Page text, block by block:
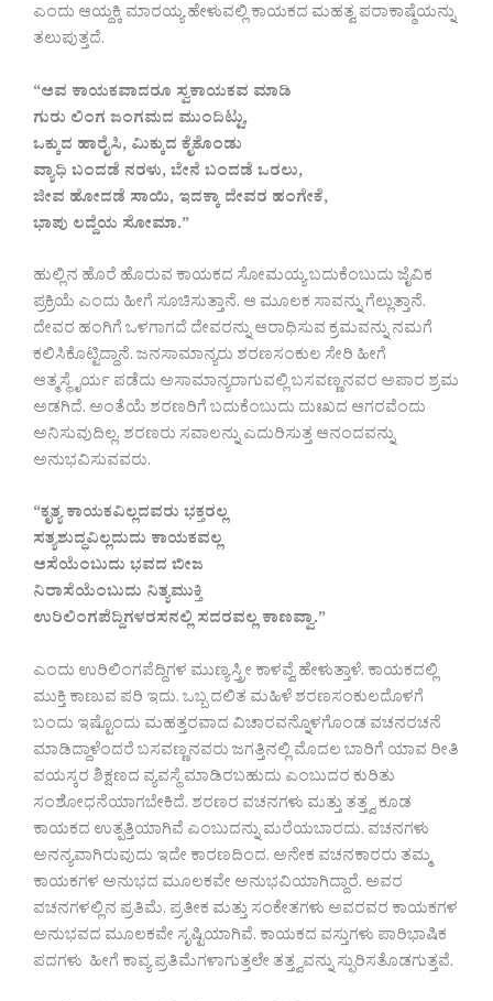
ಎಂದು ಆಯ್ದಕ್ಕಿ ಮಾರಯ್ಯ ಹೇಳುವಲ್ಲಿ ಕಾಯಕದ ಮಹತ್ವ ಪರಾಕಾಷ್ಠೆಯನ್ನು
ತಲುಪುತ್ತದೆ.
“ಆವ ಕಾಯಕವಾದರೂ ಸ್ವಕಾಯಕವ ಮಾಡಿ
ಗುರು ಲಿಂಗ ಜಂಗಮದ ಮುಂದಿಟ್ಟು,
ಒಕ್ಕುದ ಹಾರೈಸಿ, ಮಿಕ್ಕುದ ಕೈಕೊಂಡು
ವ್ಯಾಧಿ ಬಂದಡೆ ನರಳು, ಬೇನೆ ಬಂದಡೆ ಒರಲು,
ಜೀವ ಹೋದಡೆ ಸಾಯಿ, ಇದಕ್ಕಾ ದೇವರ ಹಂಗೇಕೆ,
ಭಾಪು ಲದ್ದೆಯ ಸೋಮಾ.”
ಹುಲ್ಲಿನ ಹೊರೆ ಹೊರುವ ಕಾಯಕದ ಸೋಮಯ್ಯ ಬದುಕೆಂಬುದು ಜೈವಿಕ
ಪ್ರಕ್ರಿಯೆ ಎಂದು ಹೀಗೆ ಸೂಚಿಸುತ್ತಾನೆ. ಆ ಮೂಲಕ ಸಾವನ್ನು ಗೆಲ್ಲುತ್ತಾನೆ.
ದೇವರ ಹಂಗಿಗೆ ಒಳಗಾಗದೆ ದೇವರನ್ನು ಆರಾಧಿಸುವ ಕ್ರಮವನ್ನು ನಮಗೆ
ಕಲಿಸಿಕೊಟ್ಟಿದ್ದಾನೆ. ಜನಸಾಮಾನ್ಯರು ಶರಣಸಂಕುಲ ಸೇರಿ ಹೀಗೆ
ಆತ್ಮಸ್ಥೈರ್ಯ ಪಡೆದು ಅಸಾಮಾನ್ಯರಾಗುವಲ್ಲಿ ಬಸವಣ್ಣನವರ ಅಪಾರ ಶ್ರಮ
ಅಡಗಿದೆ. ಅಂತೆಯೆ ಶರಣರಿಗೆ ಬದುಕೆಂಬುದು ದುಃಖದ ಆಗರವೆಂದು
ಅನಿಸುವುದಿಲ್ಲ. ಶರಣರು ಸವಾಲನ್ನು ಎದುರಿಸುತ್ತ ಆನಂದವನ್ನು
ಅನುಭವಿಸುವವರು.
“ಕೃತ್ಯ ಕಾಯಕವಿಲ್ಲದವರು ಭಕ್ತರಲ್ಲ
ಸತ್ಯಶುದ್ಧವಿಲ್ಲದುದು ಕಾಯಕವಲ್ಲ
ಆಸೆಯೆಂಬುದು ಭವದ ಬೀಜ
ನಿರಾಸೆಯೆಂಬುದು ನಿತ್ಯಮುಕ್ತಿ
ಉರಿಲಿಂಗಪೆದ್ದಿಗಳರಸನಲ್ಲಿ ಸದರವಲ್ಲ ಕಾಣವ್ವಾ.”
ಎಂದು ಉರಿಲಿಂಗಪೆದ್ದಿಗಳ ಮುಣ್ಯಸ್ತ್ರೀ ಕಾಳವ್ವೆ ಹೇಳುತ್ತಾಳೆ. ಕಾಯಕದಲ್ಲಿ
ಮುಕ್ತಿ ಕಾಣುವ ಪರಿ ಇದು. ಒಬ್ಬ ದಲಿತ ಮಹಿಳೆ ಶರಣಸಂಕುಲದೊಳಗೆ
ಬಂದು ಇಷ್ಟೊಂದು ಮಹತ್ತರವಾದ ವಿಚಾರವನ್ನೊಳಗೊಂಡ ವಚನರಚನೆ
ಮಾಡಿದ್ದಾಳೆಂದರೆ ಬಸವಣ್ಣನವರು ಜಗತ್ತಿನಲ್ಲಿ ಮೊದಲ ಬಾರಿಗೆ ಯಾವ ರೀತಿ
ವಯಸ್ಕರ ಶಿಕ್ಷಣದ ವ್ಯವಸ್ಥೆ ಮಾಡಿರಬಹುದು ಎಂಬುದರ ಕುರಿತು
ಸಂಶೋಧನೆಯಾಗಬೇಕಿದೆ. ಶರಣರ ವಚನಗಳು ಮತ್ತು ತತ್ತ್ವ ಕೂಡ
ಕಾಯಕದ ಉತ್ಪತ್ತಿಯಾಗಿವೆ ಎಂಬುದನ್ನು ಮರೆಯಬಾರದು. ವಚನಗಳು
ಅನನ್ಯವಾಗಿರುವುದು ಇದೇ ಕಾರಣದಿಂದ. ಅನೇಕ ವಚನಕಾರರು ತಮ್ಮ
ಕಾಯಕಗಳ ಅನುಭದ ಮೂಲಕವೇ ಅನುಭವಿಯಾಗಿದ್ದಾರೆ. ಅವರ
ವಚನಗಳಲ್ಲಿನ ಪ್ರತಿಮೆ, ಪ್ರತೀಕ ಮತ್ತು ಸಂಕೇತಗಳು ಅವರವರ ಕಾಯಕಗಳ
ಅನುಭವದ ಮೂಲಕವೇ ಸೃಷ್ಟಿಯಾಗಿವೆ. ಕಾಯಕದ ವಸ್ತುಗಳು ಪಾರಿಭಾಷಿಕ
ಪದಗಳು ಹೀಗೆ ಕಾವ್ಯ ಪ್ರತಿಮೆಗಳಾಗುತ್ತಲೇ ತತ್ತ್ವವನ್ನು ಸ್ಫುರಿಸತೊಡಗುತ್ತವೆ.